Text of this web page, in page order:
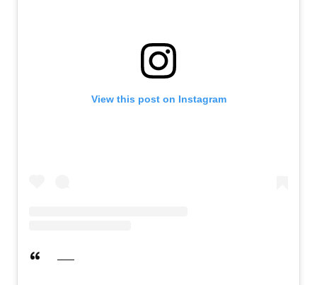
View this post on Instagram